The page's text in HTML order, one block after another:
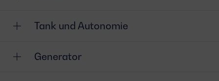
Tank und Autonomie
Generator